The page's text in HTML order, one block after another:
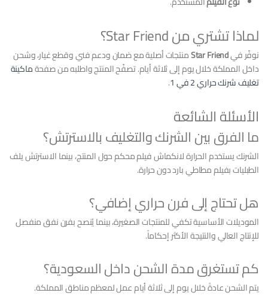
لماذا تشتري من Star Friend؟
نوفّر فيStar Friendمنتجات أصلية مع ضمان ودعم فني وقطع غيار، وشحن
داخل المملكة خلال يوم إلى ثلاثة أيام. تصفّح المنتج واطلبه من صفحةماكينة
تغليف شرنك حراري 2 في 1
.
الأسئلة الشائعة
ما الفرق بين الشرنك والتغليف بالاسترتش؟
الشرنك يستخدم الحرارة لانكماش فيلم محكم حول المنتج، بينما الاسترتش يلف
الطبليات بفيلم مطاطي بارد دون حرارة.
هل تحتاج إلى فرن حراري إضافي؟
الموديلات الأساسية تكفي للمنتجات الصغيرة، بينما يُنصح بفرن نفق منفصل
للإنتاج العالي والنتيجة الأكثر إحكاماً.
كم تستغرق مدة الشحن داخل السعودية؟
يتم الشحن عادةً خلال يوم إلى ثلاثة أيام عمل لمعظم مناطق المملكة.